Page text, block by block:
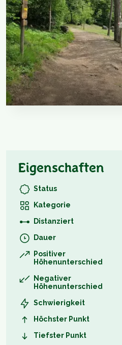
Eigenschaften
Status
Kategorie
Distanziert
Dauer
Positiver
Höhenunterschied
Negativer
Höhenunterschied
Schwierigkeit
Höchster Punkt
Tiefster Punkt